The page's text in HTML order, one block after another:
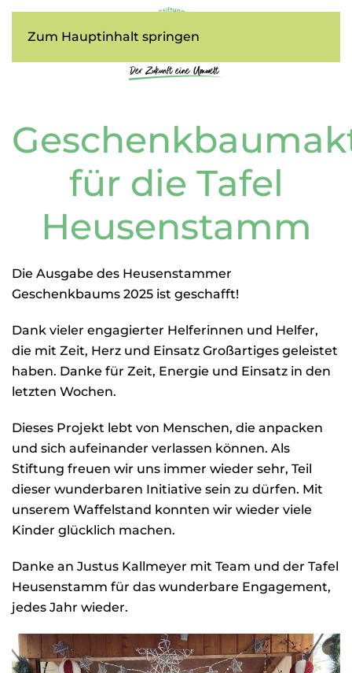
Zum Hauptinhalt springen
für die Tafel
Heusenstamm
Die Ausgabe des Heusenstammer
Geschenkbaums 2025 ist geschafft!
Dank vieler engagierter Helferinnen und Helfer,
die mit Zeit, Herz und Einsatz Großartiges geleistet
haben. Danke für Zeit, Energie und Einsatz in den
letzten Wochen.
Dieses Projekt lebt von Menschen, die anpacken
und sich aufeinander verlassen können. Als
Stiftung freuen wir uns immer wieder sehr, Teil
dieser wunderbaren Initiative sein zu dürfen. Mit
unserem Waffelstand konnten wir wieder viele
Kinder glücklich machen.
Danke an Justus Kallmeyer mit Team und der Tafel
Heusenstamm für das wunderbare Engagement,
jedes Jahr wieder.